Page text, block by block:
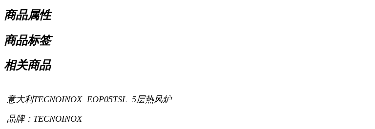
商品属性
商品标签
相关商品
意大利TECNOINOX EOP05TSL 5层热风炉
品牌：TECNOINOX